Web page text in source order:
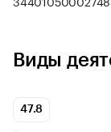
Виды
47.8